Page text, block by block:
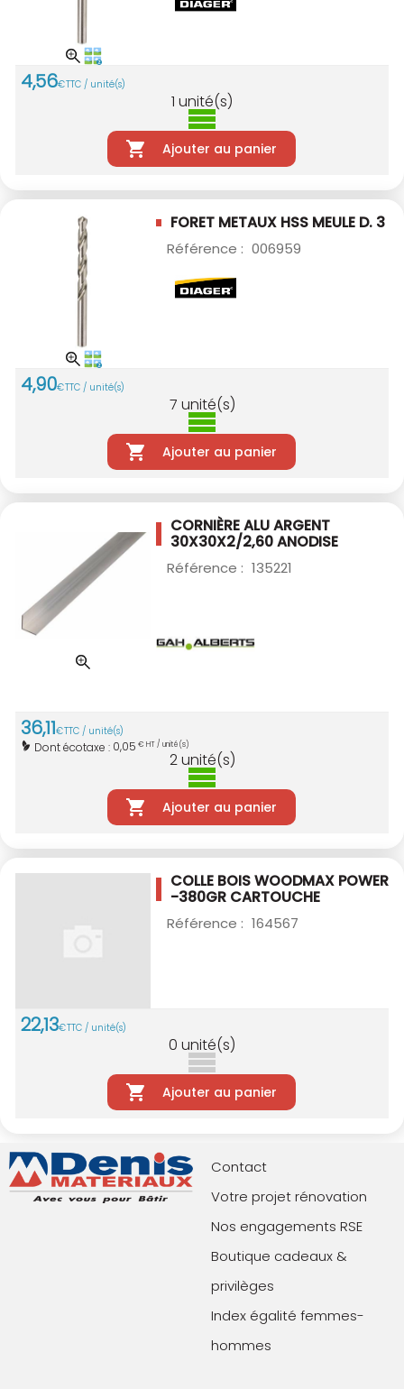
4,56€TTC / unité(s)
1 unité(s)
Ajouter au panier
FORET METAUX HSS MEULE D. 3
Référence : 006959
4,90€TTC / unité(s)
7 unité(s)
Ajouter au panier
CORNIÈRE ALU ARGENT
30X30X2/2,60ANODISE
Référence : 135221
36,11€TTC / unité(s)
Dont écotaxe : 0,05 € HT / unité(s)
2unité(s)
Ajouter au panier
COLLE BOIS WOODMAX POWER
-380GR CARTOUCHE
Référence : 164567
22,13€TTC / unité(s)
0 unité(s)
Ajouter au panier
Contact
Votre projet rénovation
Nos engagements RSE
Boutique cadeaux &
privilèges
Index égalité femmes-
hommes